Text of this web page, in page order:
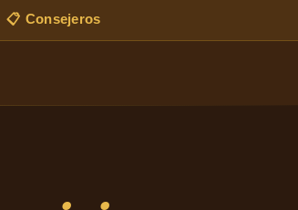
📋 Consejeros